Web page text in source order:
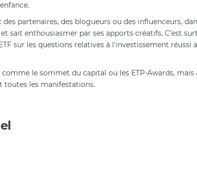
partenaires, des blogueurs ou des influenceurs,
sait enthousiasmer par ses apports créatifs. C'est
sur les questions relatives à l'investissement réussi
le sommet du capital ou les ETP-Awards, mais
toutes les manifestations.